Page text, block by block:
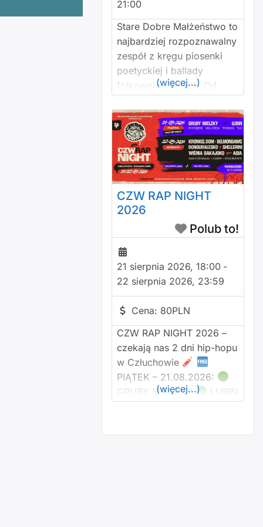
21:00
Stare Dobre Małżeństwo to
najbardziej rozpoznawalny
zespół z kręgu piosenki
poetyckiej i ballady
folkowej w Polsce. Od
prowadzony przez
Krzysztofa
Myszkowskiego –
charyzmatycznego
pieśniarza, kompozytora i
autora o studenckim
rodowodzie. Skład
zespołu: Krzysztof
Myszkowski – śpiew,
gitara, harmonijka ustna
Wojciech Czemplik –
skrzypce Tomasz
gitara basowa, melodyka
gitary Beata Koptas –
(więcej...)
CZW RAP NIGHT
2026
Polub to!
21 sierpnia 2026, 18:00 -
22 sierpnia 2026, 23:59
Cena: 80PLN
CZW RAP NIGHT 2026 –
czekają nas 2 dni hip-hopu
w Człuchowie
PIĄTEK – 21.08.2026:
GRUBY MIELZKY
LUBIN
(więcej...)